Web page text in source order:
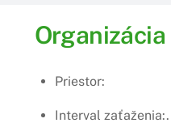
Organizácia
Priestor:
Interval zaťaženia:.